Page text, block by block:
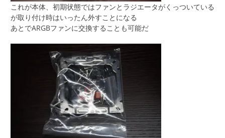
これが本体、初期状態ではファンとラジエータがくっついている
が取り付け時はいったん外すことになる
あとでARGBファンに交換することも可能だ